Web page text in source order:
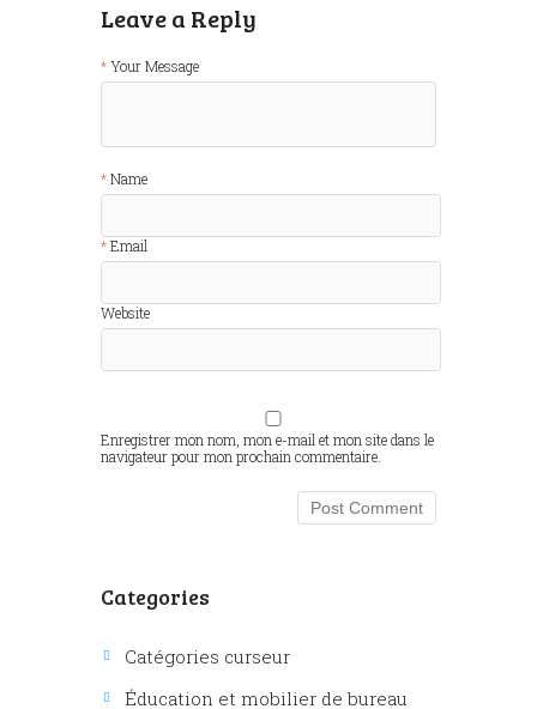
Leave a Reply
Your Message
Name
Email
Website
Enregistrer mon nom, mon e-mail et mon site dans le
navigateur pour mon prochain commentaire.
Categories
Catégories curseur
Éducation et mobilier de bureau